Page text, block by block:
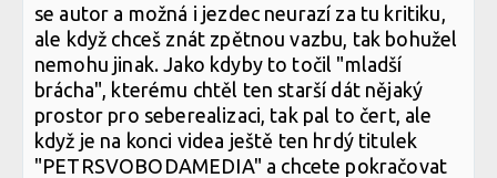
se autor a možná i jezdec neurazí za tu kritiku,
ale když chceš znát zpětnou vazbu, tak bohužel
nemohu jinak. Jako kdyby to točil "mladší
brácha", kterému chtěl ten starší dát nějaký
prostor pro seberealizaci, tak pal to čert, ale
když je na konci videa ještě ten hrdý titulek
"PETRSVOBODAMEDIA" a chcete pokračovat